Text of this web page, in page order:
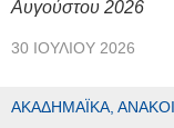
Αυγούστου 2026
30 ΙΟΥΛΊΟΥ 2026
ΑΚΑΔΗΜΑΪΚΆ,